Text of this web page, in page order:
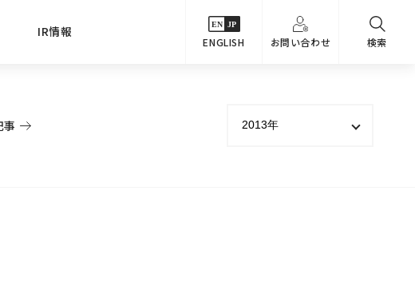
目的・シーンでさがす
おすすめコンテンツ
IR情報
ENGLISH お問い合わせ 検索
事